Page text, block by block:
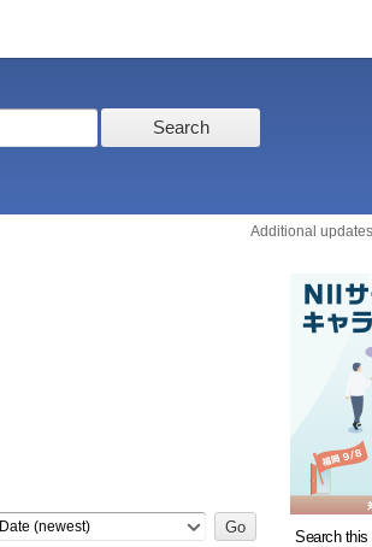
Search
Additional
Date (newest)
Search this